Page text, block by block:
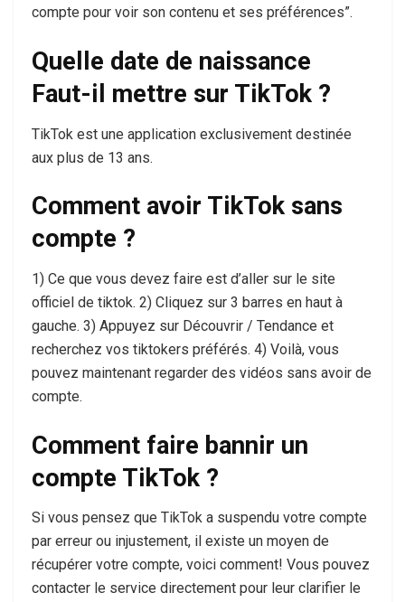
compte pour voir son contenu et ses préférences”.
Quelle date de naissance
Faut-il mettre sur TikTok ?
TikTok est une application exclusivement destinée
aux plus de 13 ans.
Comment avoir TikTok sans
compte ?
1) Ce que vous devez faire est d’aller sur le site
officiel de tiktok. 2) Cliquez sur 3 barres en haut à
gauche. 3) Appuyez sur Découvrir / Tendance et
recherchez vos tiktokers préférés. 4) Voilà, vous
pouvez maintenant regarder des vidéos sans avoir de
compte.
Comment faire bannir un
compte TikTok ?
Si vous pensez que TikTok a suspendu votre compte
par erreur ou injustement, il existe un moyen de
récupérer votre compte, voici comment! Vous pouvez
contacter le service directement pour leur clarifier le